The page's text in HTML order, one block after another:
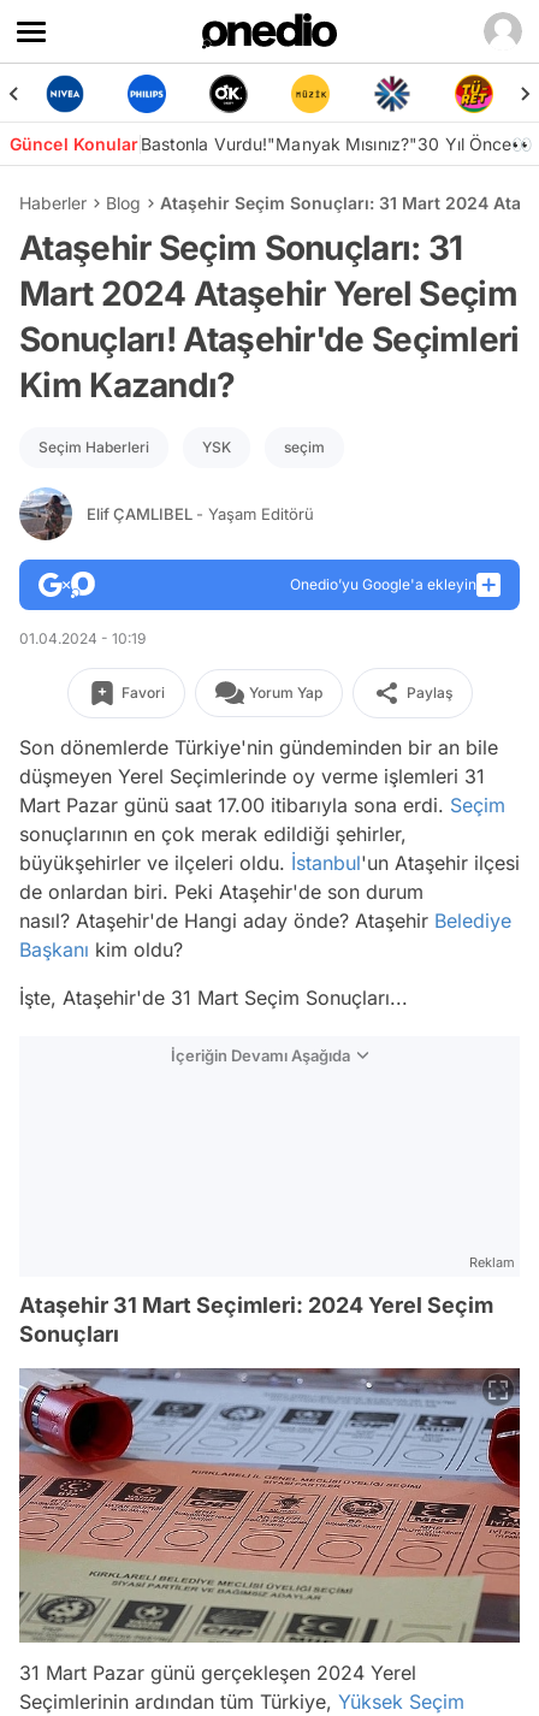
Güncel KonularBastonla Vurdu!"Manyak Mısınız?"30 Yıl Önce👀
Haberler Blog Ataşehir Seçim Sonuçları: 31 Mart 2024
Ataşehir Seçim Sonuçları: 31
Mart 2024 Ataşehir Yerel Seçim
Sonuçları! Ataşehir'de Seçimleri
Kim Kazandı?
Seçim Haberleri YSK seçim
Elif ÇAMLIBEL - Yaşam Editörü
Onedio’yu Google'a ekleyin
01.04.2024 - 10:19
Favori Yorum Yap Paylaş
Son dönemlerde Türkiye'nin gündeminden bir an bile
düşmeyen Yerel Seçimlerinde oy verme işlemleri 31
Mart Pazar günü saat 17.00 itibarıyla sona erdi. Seçim
sonuçlarının en çok merak edildiği şehirler,
büyükşehirler ve ilçeleri oldu. İstanbul'un Ataşehir ilçesi
de onlardan biri. Peki Ataşehir'de son durum
nasıl? Ataşehir'de Hangi aday önde? Ataşehir Belediye
Başkanı kim oldu?
İşte, Ataşehir'de 31 Mart Seçim Sonuçları...
İçeriğin Devamı Aşağıda
Reklam
Ataşehir 31 Mart Seçimleri: 2024 Yerel Seçim
Sonuçları
31 Mart Pazar günü gerçekleşen 2024 Yerel
Seçimlerinin ardından tüm Türkiye, Yüksek Seçim